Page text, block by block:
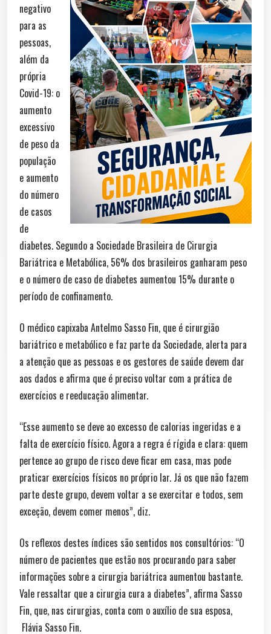
negativo
para as
pessoas,
além da
própria
Covid-19: o
aumento
excessivo
de peso da
população
e aumento
do número
de casos
de
diabetes. Segundo a Sociedade Brasileira de Cirurgia
Bariátrica e Metabólica, 56% dos brasileiros ganharam peso
e o número de caso de diabetes aumentou 15% durante o
período de confinamento.
O médico capixaba Antelmo Sasso Fin, que é cirurgião
bariátrico e metabólico e faz parte da Sociedade, alerta para
a atenção que as pessoas e os gestores de saúde devem dar
aos dados e afirma que é preciso voltar com a prática de
exercícios e reeducação alimentar.
“Esse aumento se deve ao excesso de calorias ingeridas e a
falta de exercício físico. Agora a regra é rígida e clara: quem
pertence ao grupo de risco deve ficar em casa, mas pode
praticar exercícios físicos no próprio lar. Já os que não fazem
parte deste grupo, devem voltar a se exercitar e todos, sem
exceção, devem comer menos”, diz.
Os reflexos destes índices são sentidos nos consultórios: “O
número de pacientes que estão nos procurando para saber
informações sobre a cirurgia bariátrica aumentou bastante.
Vale ressaltar que a cirurgia cura a diabetes”, afirma Sasso
Fin, que, nas cirurgias, conta com o auxílio de sua esposa,
Flávia Sasso Fin.